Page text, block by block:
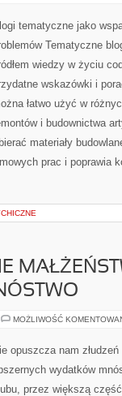
tematyczne jako
Tematyczne
wiedzy w życiu
wskazówki i
łatwo użyć w
i budownictwa
materiały
prac i poprawia
MOŻLIWOŚĆ
opuszcza nam
wydatków
przez większą